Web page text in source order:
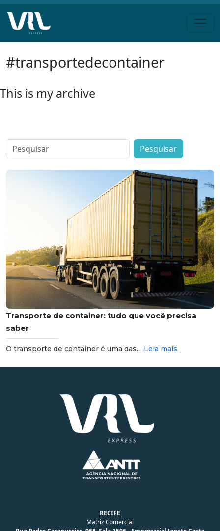
para
#transportedecontainer
This is my archive
Search
for:
Transporte de container: tudo que você precisa
saber
O transporte de container é uma das… Leia mais
RECIFE
Matriz Comercial